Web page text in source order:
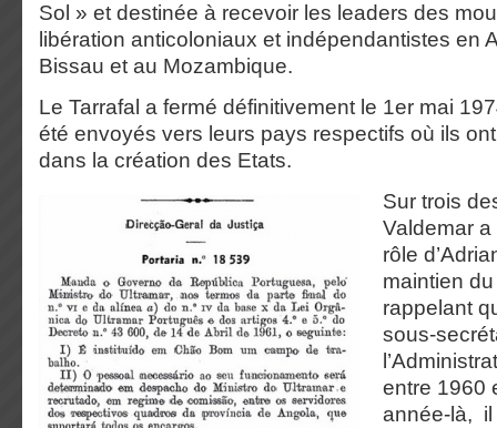
Sol » et destinée à recevoir les leaders des
libération anticoloniaux et indépendantistes en
Bissau et au Mozambique.
Le Tarrafal a fermé définitivement le 1er mai
été envoyés vers leurs pays respectifs où ils
dans la création des Etats.
Sur trois
Valdemar
rôle
maintien
rappelant
sous-
entre 1960
année-là, il